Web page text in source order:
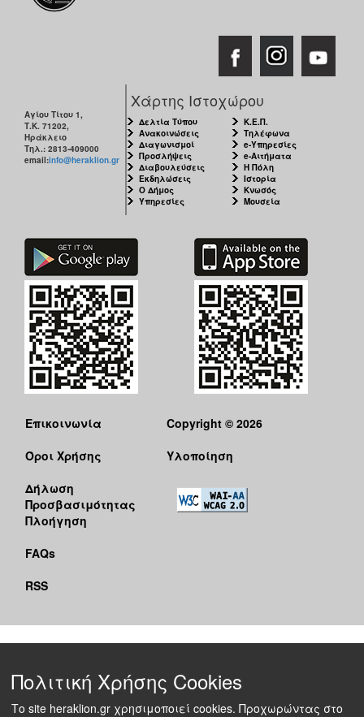
Αγίου Τίτου 1,
Τ.Κ. 71202,
Ηράκλειο
Τηλ.: 2813-409000
email:info@heraklion.gr
Χάρτης Ιστοχώρου
Δελτία Τύπου
Ανακοινώσεις
Διαγωνισμοί
Προσλήψεις
Διαβουλεύσεις
Εκδηλώσεις
Ο Δήμος
Υπηρεσίες
Κ.Ε.Π.
Τηλέφωνα
e-Υπηρεσίες
e-Αιτήματα
Η Πόλη
Ιστορία
Κνωσός
Μουσεία
Επικοινωνία
Όροι Χρήσης
Δήλωση
Προσβασιμότητας
Πλοήγηση
FAQs
RSS
Copyright © 2026
Υλοποίηση
Πολιτική Χρήσης Cookies
Το site heraklion.gr χρησιμοποιεί cookies. Προχωρώντας στο